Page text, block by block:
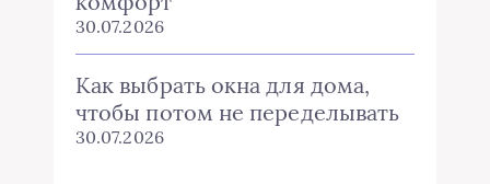
30.07.2026
Как выбрать окна для дома,
чтобы потом не переделывать
30.07.2026